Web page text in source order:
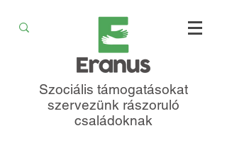
Szociális támogatásokat
szervezünk rászoruló
családoknak